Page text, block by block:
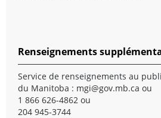
Renseignements
Service de renseignements au
du Manitoba : mgi@gov.mb.ca ou
1 866 626-4862 ou
204 945-3744